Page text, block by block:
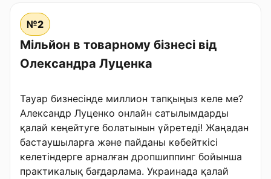
№2
Мільйон в товарному бізнесі від
Олександра Луценка
Тауар бизнесінде миллион тапқыңыз келе ме?
Александр Луценко онлайн сатылымдарды
қалай кеңейтуге болатынын үйретеді! Жаңадан
бастаушыларға және пайданы көбейткісі
келетіндерге арналған дропшиппинг бойынша
практикалық бағдарлама. Украинада қалай